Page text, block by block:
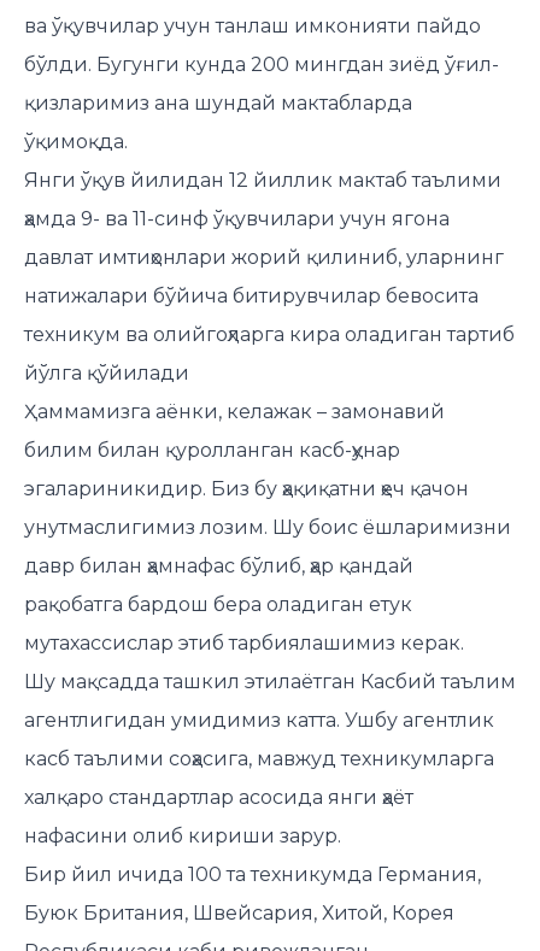
ва ўқувчилар учун танлаш имконияти пайдо
бўлди. Бугунги кунда 200 мингдан зиёд ўғил-
қизларимиз ана шундай мактабларда
ўқимоқда.
Янги ўқув йилидан 12 йиллик мактаб таълими
ҳамда 9- ва 11-синф ўқувчилари учун ягона
давлат имтиҳонлари жорий қилиниб, уларнинг
натижалари бўйича битирувчилар бевосита
техникум ва олийгоҳларга кира оладиган тартиб
йўлга қўйилади
Ҳаммамизга аёнки, келажак – замонавий
билим билан қуролланган касб-ҳунар
эгалариникидир. Биз бу ҳақиқатни ҳеч қачон
унутмаслигимиз лозим. Шу боис ёшларимизни
давр билан ҳамнафас бўлиб, ҳар қандай
рақобатга бардош бера оладиган етук
мутахассислар этиб тарбиялашимиз керак.
Шу мақсадда ташкил этилаётган Касбий таълим
агентлигидан умидимиз катта. Ушбу агентлик
касб таълими соҳасига, мавжуд техникумларга
халқаро стандартлар асосида янги ҳаёт
нафасини олиб кириши зарур.
Бир йил ичида 100 та техникумда Германия,
Буюк Британия, Швейсария, Хитой, Корея